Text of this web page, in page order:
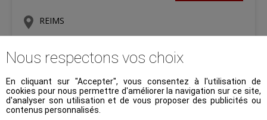
REIMS
30.86 m² 1pièces NC
Nous respectons vos choix
En cliquant sur "Accepter", vous consentez à l'utilisation de
cookies pour nous permettre d'améliorer la navigation sur ce site,
d'analyser son utilisation et de vous proposer des publicités ou
contenus personnalisés.